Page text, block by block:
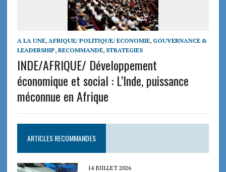
A LA UNE, AFRIQUE/ POLITIQUE/ ECONOMIE, GOUVERNANCE &
LEADERSHIP, RECOMMANDE, STRATEGIES
INDE/AFRIQUE/ Développement
économique et social : L’Inde, puissance
méconnue en Afrique
ARTICLES RECOMMANDES
14 JUILLET 2026